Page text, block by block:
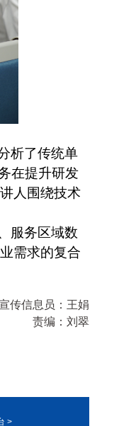
析了传统单
在提升研发
人围绕技术
服务区域数
需求的复合
传信息员： 王娟
责编： 刘翠
>